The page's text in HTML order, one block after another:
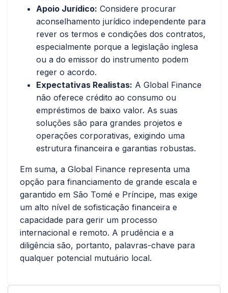
Apoio Jurídico: Considere procurar
aconselhamento jurídico independente para
rever os termos e condições dos contratos,
especialmente porque a legislação inglesa
ou a do emissor do instrumento podem
reger o acordo.
Expectativas Realistas: A Global Finance
não oferece crédito ao consumo ou
empréstimos de baixo valor. As suas
soluções são para grandes projetos e
operações corporativas, exigindo uma
estrutura financeira e garantias robustas.
Em suma, a Global Finance representa uma
opção para financiamento de grande escala e
garantido em São Tomé e Príncipe, mas exige
um alto nível de sofisticação financeira e
capacidade para gerir um processo
internacional e remoto. A prudência e a
diligência são, portanto, palavras-chave para
qualquer potencial mutuário local.